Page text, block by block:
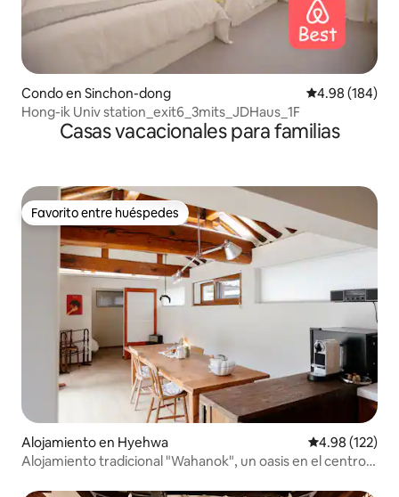
Condo en Sinchon-dong Calificación
4.98 (184)
Hong-ik Univ station_exit6_3mits_JDHaus_1F
Casas vacacionales para familias
Favorito entre huéspedes
Favorito entre huéspedes
Alojamiento en Hyehwa Calificación
4.98 (122)
Alojamiento tradicional "Wahanok", un oasis en el centro